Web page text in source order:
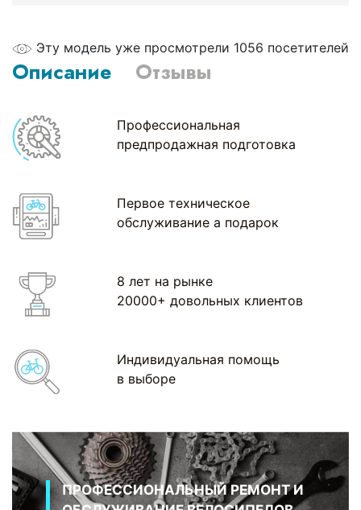
Эту модель уже просмотрели 1056 посетителей
Описание Отзывы
Профессиональная
предпродажная подготовка
Первое техническое
обслуживание а подарок
8 лет на рынке
20000+ довольных клиентов
Индивидуальная помощь
в выборе
ПРОФЕССИОНАЛЬНЫЙ РЕМОНТ И